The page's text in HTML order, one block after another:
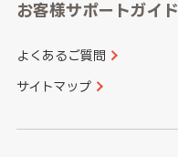
和歌山県
山口県
香川県
長崎県
大分県
お客様サポートガイド
よくあるご質問
サイトマップ